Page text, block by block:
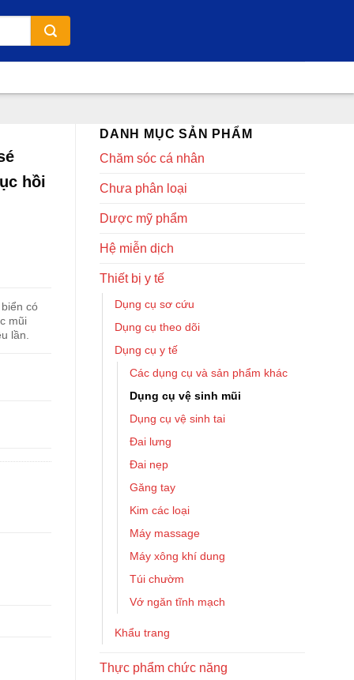
DANH MỤC SẢN PHẨM
Chăm sóc cá nhân
Chưa phân loại
Dược mỹ phẩm
Hệ miễn dịch
Thiết bị y tế
Dụng cụ sơ cứu
Dụng cụ theo dõi
Dụng cụ y tế
Các dụng cụ và sản phẩm khác
Dụng cụ vệ sinh mũi
Dụng cụ vệ sinh tai
Đai lưng
Đai nẹp
Găng tay
Kim các loại
Máy massage
Máy xông khí dung
Túi chườm
Vớ ngăn tĩnh mạch
Khẩu trang
Thực phẩm chức năng
hồi
có
mũi
lần.